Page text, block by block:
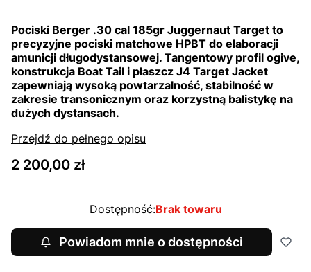
Pociski Berger .30 cal 185gr Juggernaut Target to
precyzyjne pociski matchowe HPBT do elaboracji
amunicji długodystansowej. Tangentowy profil ogive,
konstrukcja Boat Tail i płaszcz J4 Target Jacket
zapewniają wysoką powtarzalność, stabilność w
zakresie transonicznym oraz korzystną balistykę na
dużych dystansach.
Przejdź do pełnego opisu
Cena
2 200,00 zł
Dostępność:Brak towaru
Powiadom mnie o dostępności